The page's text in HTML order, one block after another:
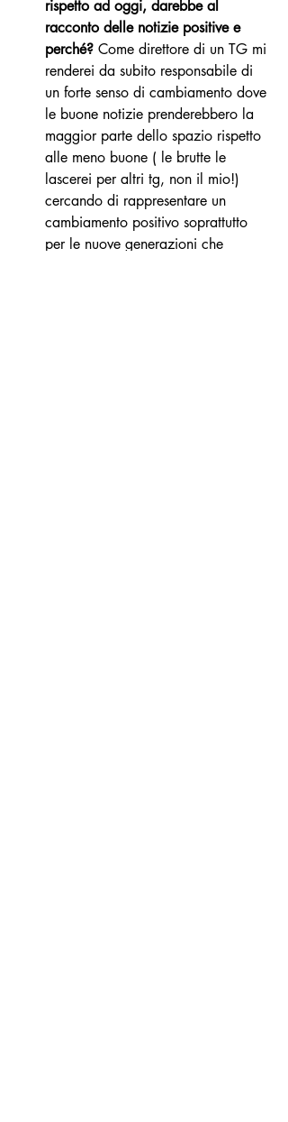
rispetto ad oggi, darebbe al
racconto delle notizie positive e
perché? Come direttore di un TG mi
renderei da subito responsabile di
un forte senso di cambiamento dove
le buone notizie prenderebbero la
maggior parte dello spazio rispetto
alle meno buone ( le brutte le
lascerei per altri tg, non il mio!)
cercando di rappresentare un
cambiamento positivo soprattutto
per le nuove generazioni che